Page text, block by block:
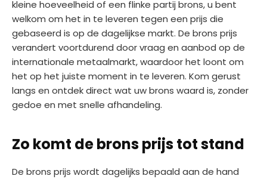
kleine hoeveelheid of een flinke partij brons, u bent
welkom om het in te leveren tegen een prijs die
gebaseerd is op de dagelijkse markt. De brons prijs
verandert voortdurend door vraag en aanbod op de
internationale metaalmarkt, waardoor het loont om
het op het juiste moment in te leveren. Kom gerust
langs en ontdek direct wat uw brons waard is, zonder
gedoe en met snelle afhandeling.
Zo komt de brons prijs tot stand
De brons prijs wordt dagelijks bepaald aan de hand